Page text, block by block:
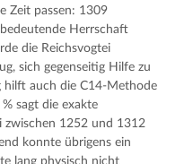
Zeit passen: 1309
Herrschaft
die Reichsvogtei
sich gegenseitig Hilfe zu
hilft auch die C14-Methode
sagt die exakte
zwischen 1252 und 1312
konnte übrigens ein
lang physisch nicht